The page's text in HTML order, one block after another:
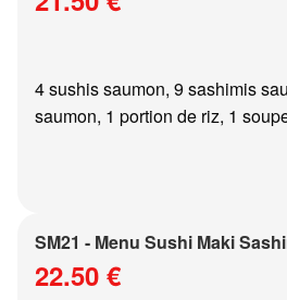
4 sushis saumon, 9 sashimis
saumon, 1 portion de riz, 1
SM21 - Menu Sushi Maki
22.50 €